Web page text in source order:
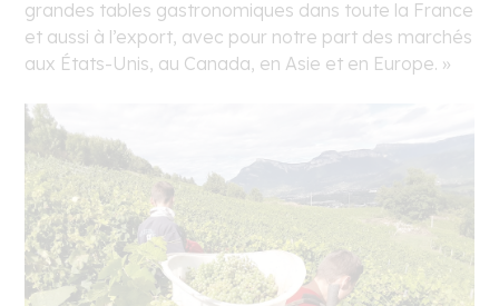
grandes tables gastronomiques dans toute la France
et aussi à l’export, avec pour notre part des marchés
aux États-Unis, au Canada, en Asie et en Europe. »